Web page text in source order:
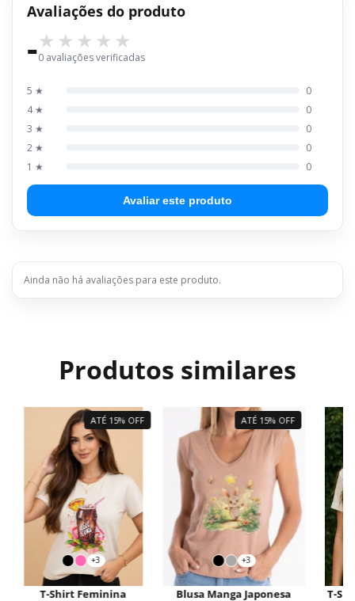
Avaliações do produto
-0 avaliações verificadas
5 ★
0
4 ★
0
3 ★
0
2 ★
0
1 ★
0
Avaliar este produto
Ainda não há avaliações para este produto.
Produtos similares
ATÉ 15% OFF
+3
T-Shirt Feminina
ATÉ 15% OFF
+3
Blusa Manga Japonesa
T-